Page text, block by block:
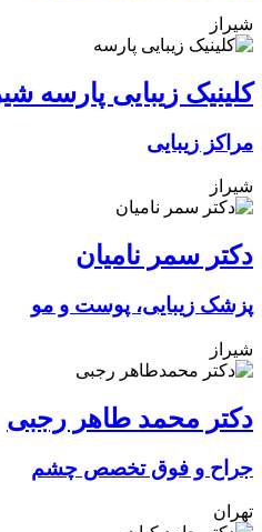
شیراز
کلینیک زیبایی پارسه
مراکز زیبایی
شیراز
دکتر سمر نامیان
پزشک زیبایی، پوست و مو
شیراز
دکتر محمد طاهر رجبی
جراح و فوق تخصص چشم
تهران